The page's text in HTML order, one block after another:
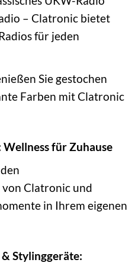
– Clatronic bietet
für jeden
Sie gestochen
Farben mit Clatronic
für Zuhause
Clatronic und
in Ihrem eigenen
Stylinggeräte: